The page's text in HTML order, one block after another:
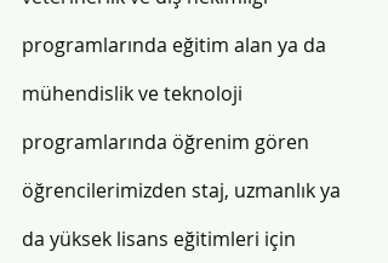
programlarında eğitim alan ya da
mühendislik ve teknoloji
programlarında öğrenim gören
öğrencilerimizden staj, uzmanlık ya
da yüksek lisans eğitimleri için